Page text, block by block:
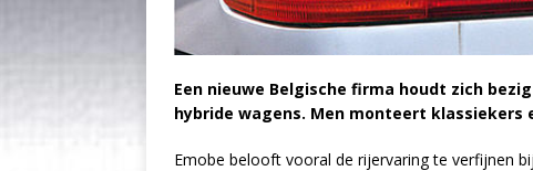
Een nieuwe Belgische firma houdt zich
hybride wagens. Men monteert
Emobe belooft vooral de rijervaring te verfijnen